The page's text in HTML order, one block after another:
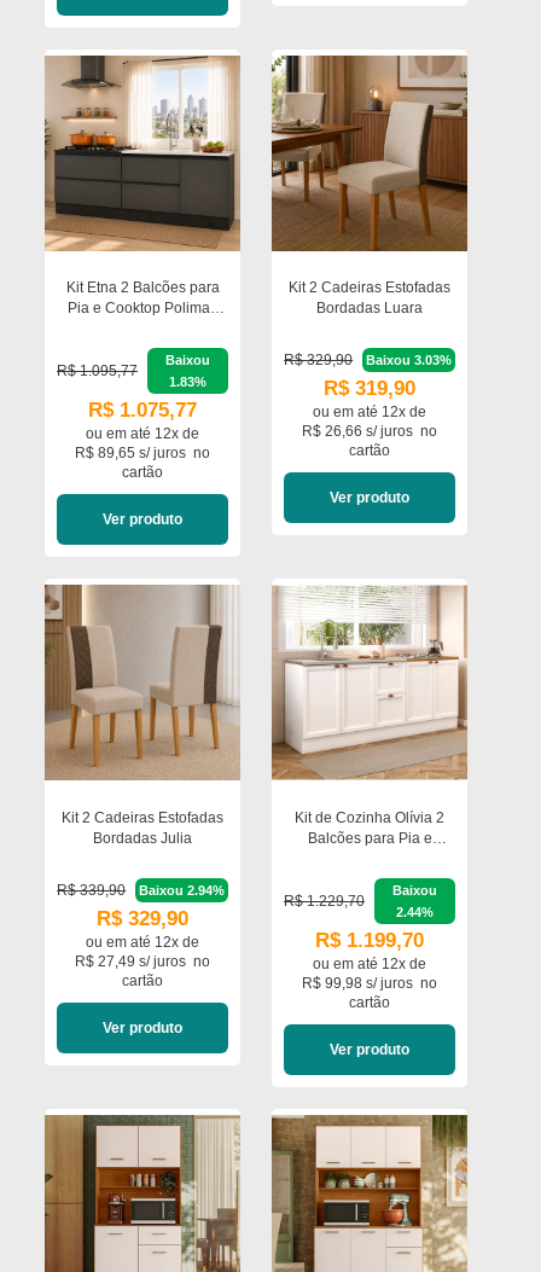
Kit Etna 2 Balcões para
Pia e Cooktop Poliman
R$ 1.095,77
Baixou
1.83%
R$ 1.075,77
ou em até 12x de
R$ 89,65 s/ juros no
cartão
Ver produto
Kit 2 Cadeiras Estofadas
Bordadas Luara
R$ 329,90 Baixou 3.03%
R$ 319,90
ou em até 12x de
R$ 26,66 s/ juros no
cartão
Ver produto
Kit 2 Cadeiras Estofadas
Bordadas Julia
R$ 339,90 Baixou 2.94%
R$ 329,90
ou em até 12x de
R$ 27,49 s/ juros no
cartão
Ver produto
Kit de Cozinha Olívia 2
Balcões para Pia e
R$ 1.229,70
Baixou
2.44%
R$ 1.199,70
ou em até 12x de
R$ 99,98 s/ juros no
cartão
Ver produto